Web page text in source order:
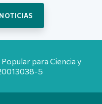
para Ciencia y
5